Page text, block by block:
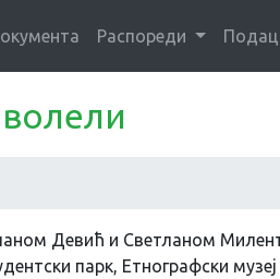
Распореди
Девић и Светланом
парк, Етнографски